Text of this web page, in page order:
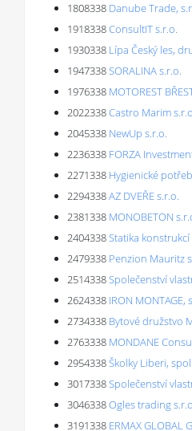
1808338 Danube Trade,
1918338ConsultIT s.r.o.
1930338 Lípa Český les,
1947338SORALINA s.r.o.
1976338 MOTOREST
2022338Castro Marim
2045338 NewUp s.r.o.
2236338 FORZA
2271338 Hygienické
2294338AZ DVEŘE s.r.o.
2381338 MONOBETON
2404338Statika konstrukcí
2479338 Penzion Mauritz
2514338Společenství
2624338 IRON MONTAGE,
2734338 Bytové družstvo
2763338 MONDANE
2954338Školky Liberi,
3017338Společenství
3046338Ogles trading
3191338 ERMAX GLOBAL